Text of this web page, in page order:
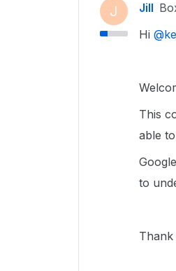
J Jill
Hi ​
This
able
to
Thank